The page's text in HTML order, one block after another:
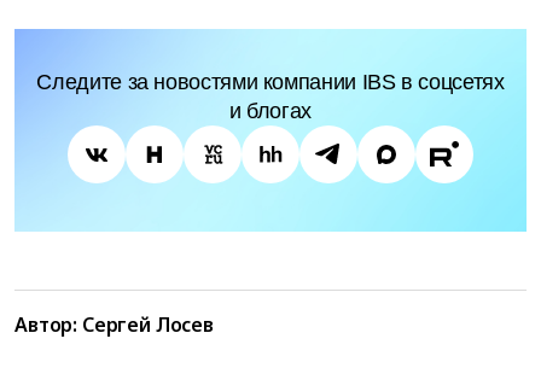
Следите за новостями компании IBS в соцсетях
и блогах
Автор: Сергей Лосев